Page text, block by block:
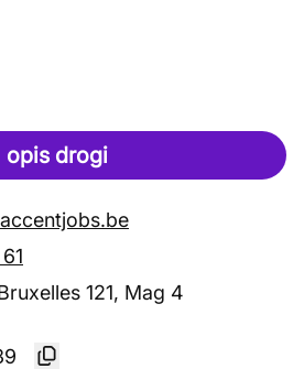
opis drogi
121, Mag 4